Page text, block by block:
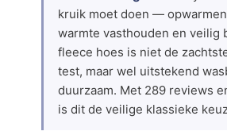
kruik moet doen —
warmte vasthouden en veilig
fleece hoes is niet de
test, maar wel uitstekend
duurzaam. Met 289 reviews
is dit de veilige klassieke